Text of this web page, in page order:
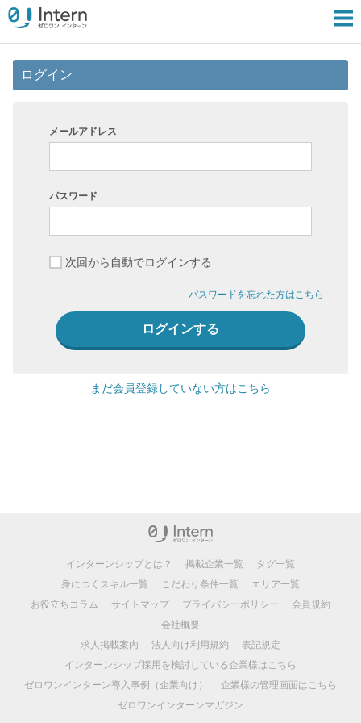
ログイン
メールアドレス
パスワード
次回から自動でログインする
パスワードを忘れた方はこちら
まだ会員登録していない方はこちら
インターンシップとは？ 掲載企業一覧
タグ一覧
身につくスキル一覧
こだわり条件一覧
エリア一覧
お役立ちコラム
サイトマップ プライバシーポリシー
会員規約
会社概要
求人掲載案内
法人向け利用規約
表記規定
インターンシップ採用を検討している企業様はこちら
ゼロワンインターン導入事例（企業向け）
企業様の管理画面はこちら
ゼロワンインターンマガジン